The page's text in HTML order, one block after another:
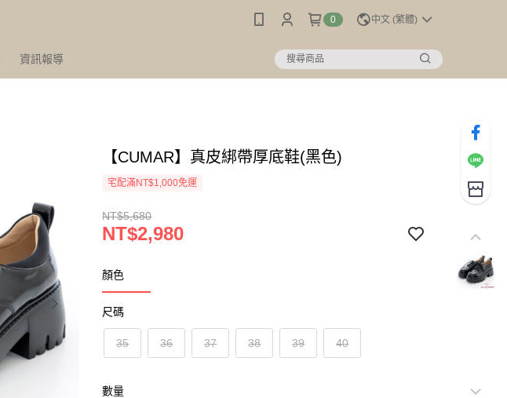
0 中文 (繁體)
資訊報導
【CUMAR】真皮綁帶厚底鞋(黑色)
宅配滿NT$1,000免運
NT$5,680
NT$2,980
顏色
尺碼
35 36 37 38 39 40
數量